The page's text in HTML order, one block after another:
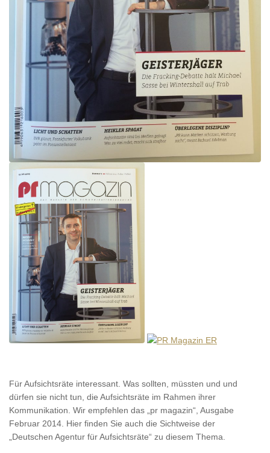
Für Aufsichtsräte interessant. Was sollten, müssten und und
dürfen sie nicht tun, die Aufsichtsräte im Rahmen ihrer
Kommunikation. Wir empfehlen das „pr magazin“, Ausgabe
Februar 2014. Hier finden Sie auch die Sichtweise der
„Deutschen Agentur für Aufsichtsräte“ zu diesem Thema.